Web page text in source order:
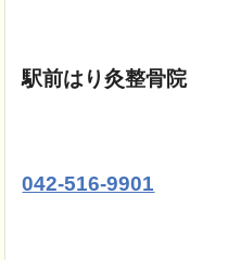
駅前はり灸整骨院
042-516-9901